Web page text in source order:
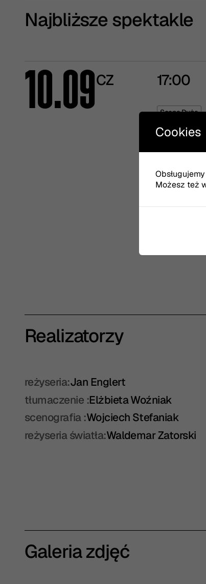
Najbliższe spektakle
CZ
10.09 17:00
Scena Duża
Realizatorzy
reżyseria:Jan Englert
tłumaczenie :Elżbieta Woźniak
scenografia :Wojciech Stefaniak
reżyseria światła:Waldemar Zatorski
Galeria zdjęć
Cookies
Możesz też